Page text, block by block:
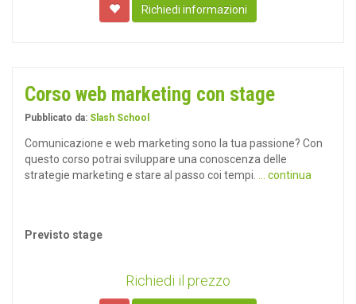
Richiedi informazioni
Corso web marketing con stage
Pubblicato da: Slash School
Comunicazione e web marketing sono la tua passione? Con
questo corso potrai sviluppare una conoscenza delle
strategie marketing e stare al passo coi tempi.
... continua
Previsto stage
Richiedi il prezzo